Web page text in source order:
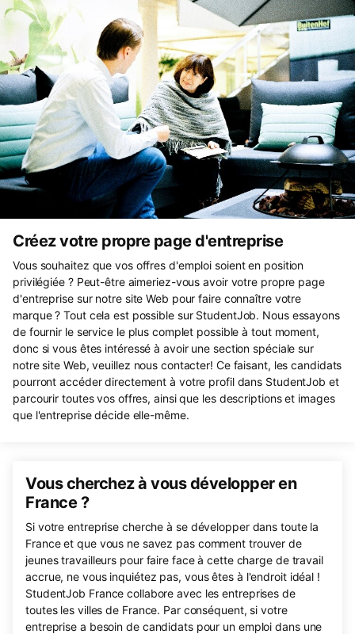
Créez votre propre page d'entreprise
Vous souhaitez que vos offres d'emploi soient en position
privilégiée ? Peut-être aimeriez-vous avoir votre propre page
d'entreprise sur notre site Web pour faire connaître votre
marque ? Tout cela est possible sur StudentJob. Nous essayons
de fournir le service le plus complet possible à tout moment,
donc si vous êtes intéressé à avoir une section spéciale sur
notre site Web, veuillez nous contacter! Ce faisant, les candidats
pourront accéder directement à votre profil dans StudentJob et
parcourir toutes vos offres, ainsi que les descriptions et images
que l'entreprise décide elle-même.
Vous cherchez à vous développer en
France ?
Si votre entreprise cherche à se développer dans toute la
France et que vous ne savez pas comment trouver de
jeunes travailleurs pour faire face à cette charge de travail
accrue, ne vous inquiétez pas, vous êtes à l'endroit idéal !
StudentJob France collabore avec les entreprises de
toutes les villes de France. Par conséquent, si votre
entreprise a besoin de candidats pour un emploi dans une